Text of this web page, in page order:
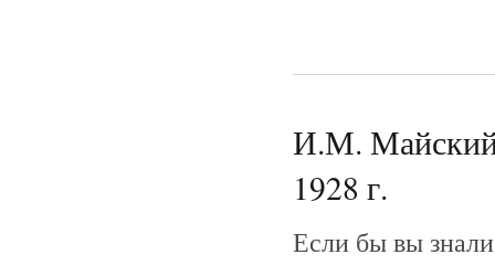
И.М.
1928 г.
Если бы вы